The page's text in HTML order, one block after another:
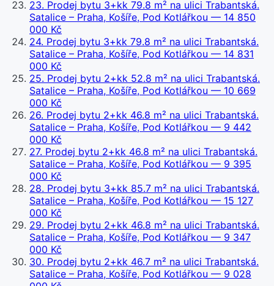
23. Prodej bytu 3+kk 79.8 m² na ulici Trabantská.
Satalice – Praha, Košíře, Pod Kotlářkou — 14 850
000 Kč
24. Prodej bytu 3+kk 79.8 m² na ulici Trabantská.
Satalice – Praha, Košíře, Pod Kotlářkou — 14 831
000 Kč
25. Prodej bytu 2+kk 52.8 m² na ulici Trabantská.
Satalice – Praha, Košíře, Pod Kotlářkou — 10 669
000 Kč
26. Prodej bytu 2+kk 46.8 m² na ulici Trabantská.
Satalice – Praha, Košíře, Pod Kotlářkou — 9 442
000 Kč
27. Prodej bytu 2+kk 46.8 m² na ulici Trabantská.
Satalice – Praha, Košíře, Pod Kotlářkou — 9 395
000 Kč
28. Prodej bytu 3+kk 85.7 m² na ulici Trabantská.
Satalice – Praha, Košíře, Pod Kotlářkou — 15 127
000 Kč
29. Prodej bytu 2+kk 46.8 m² na ulici Trabantská.
Satalice – Praha, Košíře, Pod Kotlářkou — 9 347
000 Kč
30. Prodej bytu 2+kk 46.7 m² na ulici Trabantská.
Satalice – Praha, Košíře, Pod Kotlářkou — 9 028